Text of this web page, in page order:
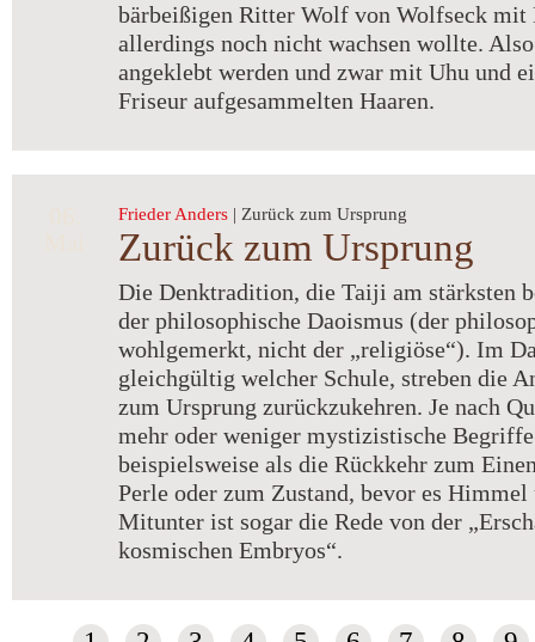
bärbeißigen Ritter Wolf von Wolfseck mit
allerdings noch nicht wachsen wollte.
angeklebt werden und zwar mit Uhu und
Friseur aufgesammelten Haaren.
Frieder Anders | Zurück zum Ursprung
Zurück zum Ursprung
Die Denktradition, die Taiji am stärksten
der philosophische Daoismus (der
wohlgemerkt, nicht der „religiöse“). Im
gleichgültig welcher Schule, streben die
zum Ursprung zurückzukehren. Je nach
mehr oder weniger mystizistische Begriffe
beispielsweise als die Rückkehr zum
Perle oder zum Zustand, bevor es Himmel
Mitunter ist sogar die Rede von der
kosmischen Embryos“.